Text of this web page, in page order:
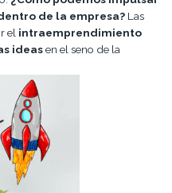
de la empresa? Las
el intraemprendimiento
ideasen el seno de la